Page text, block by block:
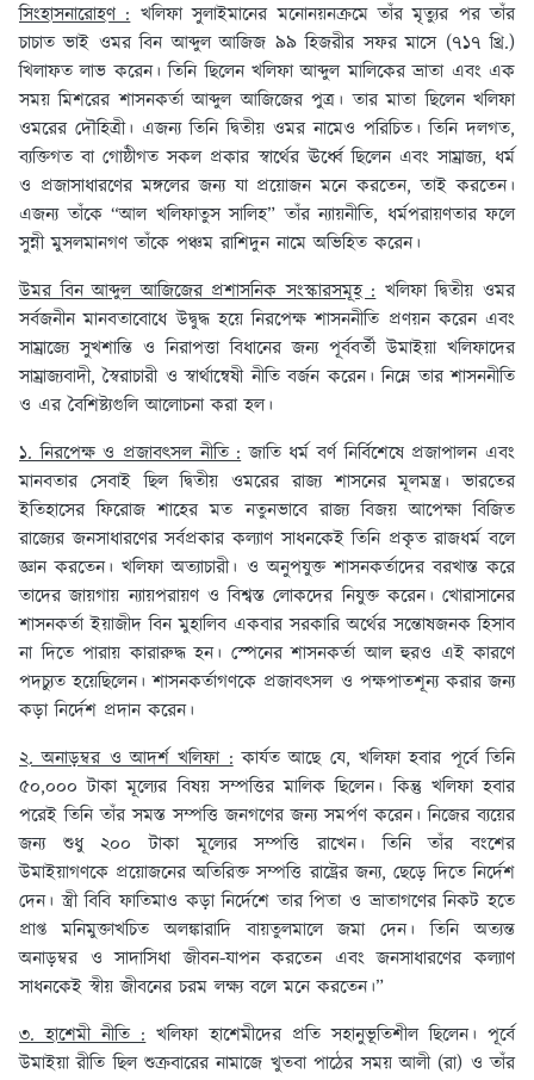
সিংহাসনারোহণ :খলিফা সুলাইমানের মনোনয়নক্রমে তাঁর মৃত্যুর পর তাঁর
চাচাত ভাই ওমর বিন আব্দুল আজিজ ৯৯ হিজরীর সফর মাসে (৭১৭ খ্রি.)
খিলাফত লাভ করেন। তিনি ছিলেন খলিফা আব্দুল মালিকের ভ্রাতা এবং এক
সময় মিশরের শাসনকর্তা আব্দুল আজিজের পুত্র। তার মাতা ছিলেন খলিফা
ওমরের দৌহিত্রী। এজন্য তিনি দ্বিতীয় ওমর নামেও পরিচিত। তিনি দলগত,
ব্যক্তিগত বা গোষ্ঠীগত সকল প্রকার স্বার্থের ঊর্ধ্বে ছিলেন এবং সাম্রাজ্য, ধর্ম
ও প্রজাসাধারণের মঙ্গলের জন্য যা প্রয়োজন মনে করতেন, তাই করতেন।
এজন্য তাঁকে “আল খলিফাতুস সালিহ” তাঁর ন্যায়নীতি, ধর্মপরায়ণতার ফলে
সুন্নী মুসলমানগণ তাঁকে পঞ্চম রাশিদুন নামে অভিহিত করেন।
উমর বিন আব্দুল আজিজের প্রশাসনিক সংস্কারসমূহ :খলিফা দ্বিতীয় ওমর
সর্বজনীন মানবতাবোধে উদ্বুদ্ধ হয়ে নিরপেক্ষ শাসননীতি প্রণয়ন করেন এবং
সাম্রাজ্যে সুখশান্তি ও নিরাপত্তা বিধানের জন্য পূর্ববর্তী উমাইয়া খলিফাদের
সাম্রাজ্যবাদী, স্বৈরাচারী ও স্বার্থান্বেষী নীতি বর্জন করেন। নিম্নে তার শাসননীতি
ও এর বৈশিষ্ট্যগুলি আলোচনা করা হল।
১. নিরপেক্ষ ও প্রজাবৎসল নীতি :জাতি ধর্ম বর্ণ নির্বিশেষে প্রজাপালন এবং
মানবতার সেবাই ছিল দ্বিতীয় ওমরের রাজ্য শাসনের মূলমন্ত্র। ভারতের
ইতিহাসের ফিরোজ শাহের মত নতুনভাবে রাজ্য বিজয় আপেক্ষা বিজিত
রাজ্যের জনসাধারণের সর্বপ্রকার কল্যাণ সাধনকেই তিনি প্রকৃত রাজধর্ম বলে
জ্ঞান করতেন। খলিফা অত্যাচারী। ও অনুপযুক্ত শাসনকর্তাদের বরখাস্ত করে
তাদের জায়গায় ন্যায়পরায়ণ ও বিশ্বস্ত লোকদের নিযুক্ত করেন। খোরাসানের
শাসনকর্তা ইয়াজীদ বিন মুহালিব একবার সরকারি অর্থের সন্তোষজনক হিসাব
না দিতে পারায় কারারুদ্ধ হন। স্পেনের শাসনকর্তা আল হুরও এই কারণে
পদচ্যুত হয়েছিলেন। শাসনকর্তাগণকে প্রজাবৎসল ও পক্ষপাতশূন্য করার জন্য
কড়া নির্দেশ প্রদান করেন।
২. অনাড়ম্বর ও আদর্শ খলিফা :কার্যত আছে যে, খলিফা হবার পূর্বে তিনি
৫০,০০০ টাকা মূল্যের বিষয় সম্পত্তির মালিক ছিলেন। কিন্তু খলিফা হবার
পরেই তিনি তাঁর সমস্ত সম্পত্তি জনগণের জন্য সমর্পণ করেন। নিজের ব্যয়ের
জন্য শুধু ২০০ টাকা মূল্যের সম্পত্তি রাখেন। তিনি তাঁর বংশের
উমাইয়াগণকে প্রয়োজনের অতিরিক্ত সম্পত্তি রাষ্ট্রের জন্য, ছেড়ে দিতে নির্দেশ
দেন। স্ত্রী বিবি ফাতিমাও কড়া নির্দেশে তার পিতা ও ভ্রাতাগণের নিকট হতে
প্রাপ্ত মনিমুক্তাখচিত অলঙ্কারাদি বায়তুলমালে জমা দেন। তিনি অত্যন্ত
অনাড়ম্বর ও সাদাসিধা জীবন-যাপন করতেন এবং জনসাধারণের কল্যাণ
সাধনকেই স্বীয় জীবনের চরম লক্ষ্য বলে মনে করতেন।”
৩. হাশেমী নীতি :খলিফা হাশেমীদের প্রতি সহানুভূতিশীল ছিলেন। পূর্বে
উমাইয়া রীতি ছিল শুক্রবারের নামাজে খুতবা পাঠের সময় আলী (রা) ও তাঁর